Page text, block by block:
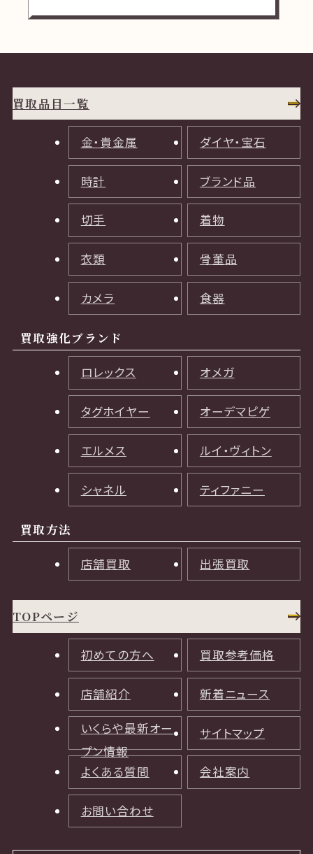
買取品目一覧
金・貴金属 ダイヤ・宝石
時計 ブランド品
切手 着物
衣類 骨董品
カメラ 食器
買取強化ブランド
ロレックス オメガ
タグホイヤー オーデマピゲ
エルメス ルイ・ヴィトン
シャネル ティファニー
買取方法
店舗買取 出張買取
TOPページ
初めての方へ 買取参考価格
店舗紹介 新着ニュース
いくらや最新オー
プン情報
サイトマップ
よくある質問 会社案内
お問い合わせ